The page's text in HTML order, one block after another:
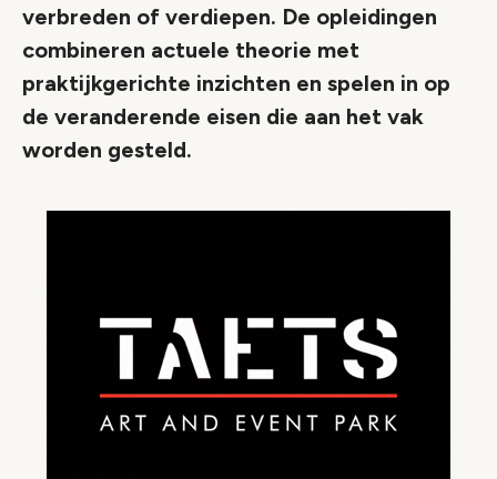
verbreden of verdiepen. De opleidingen
combineren actuele theorie met
praktijkgerichte inzichten en spelen in op
de veranderende eisen die aan het vak
worden gesteld.